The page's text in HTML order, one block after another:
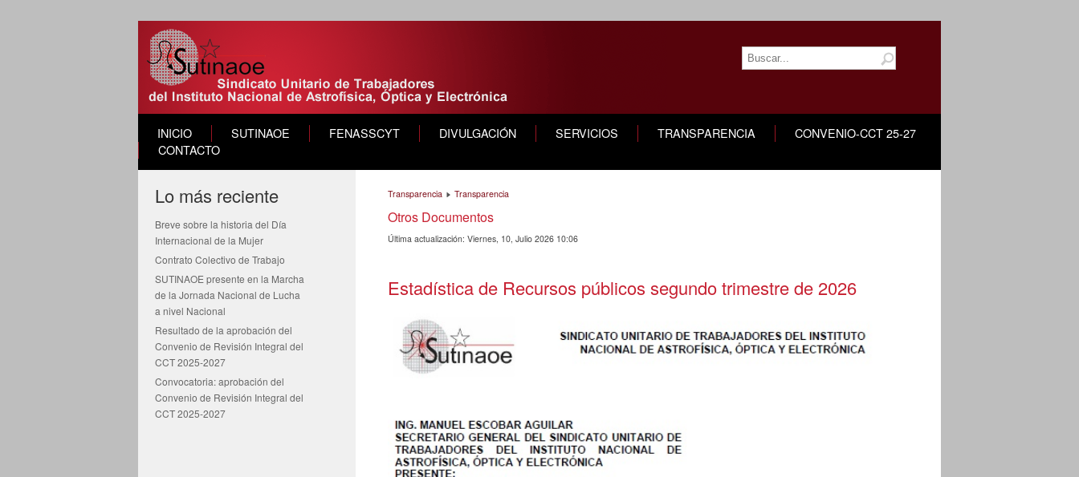
INICIO SUTINAOE FENASSCYT DIVULGACIÓN SERVICIOS TRANSPARENCIA
CONVENIO-CCT 25-27
CONTACTO
Lo más reciente
Breve sobre la historia del Día
Internacional de la Mujer
Contrato Colectivo de Trabajo
SUTINAOE presente en la Marcha
de la Jornada Nacional de Lucha
a nivel Nacional
Resultado de la aprobación del
Convenio de Revisión Integral del
CCT 2025-2027
Convocatoria: aprobación del
Convenio de Revisión Integral del
CCT 2025-2027
Transparencia Transparencia
Otros Documentos
Última actualización: Viernes, 10, Julio 2026 10:06
Estadística de Recursos públicos segundo trimestre de 2026